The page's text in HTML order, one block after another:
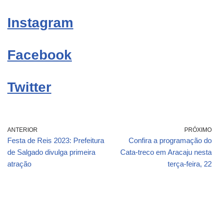
Instagram
Facebook
Twitter
ANTERIOR
Festa de Reis 2023: Prefeitura
de Salgado divulga primeira
atração
PRÓXIMO
Confira a programação do
Cata-treco em Aracaju nesta
terça-feira, 22